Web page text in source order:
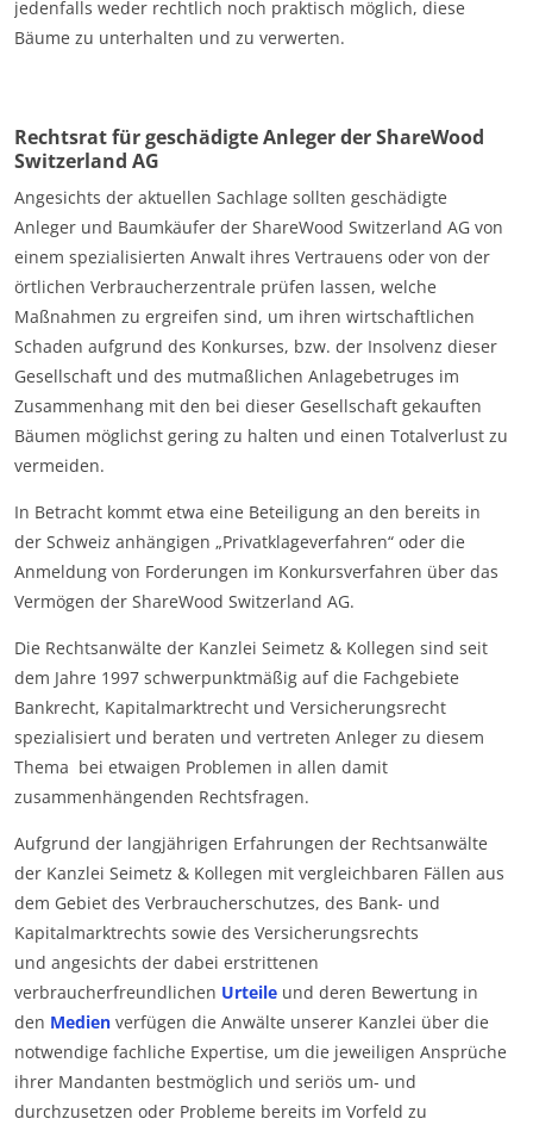
jedenfalls weder rechtlich noch praktisch möglich, diese
Bäume zu unterhalten und zu verwerten.
Rechtsrat für geschädigte Anleger der ShareWood
Switzerland AG
Angesichts der aktuellen Sachlage sollten geschädigte
Anleger und Baumkäufer der ShareWood Switzerland AG von
einem spezialisierten Anwalt ihres Vertrauens oder von der
örtlichen Verbraucherzentrale prüfen lassen, welche
Maßnahmen zu ergreifen sind, um ihren wirtschaftlichen
Schaden aufgrund des Konkurses, bzw. der Insolvenz dieser
Gesellschaft und des mutmaßlichen Anlagebetruges im
Zusammenhang mit den bei dieser Gesellschaft gekauften
Bäumen möglichst gering zu halten und einen Totalverlust zu
vermeiden.
In Betracht kommt etwa eine Beteiligung an den bereits in
der Schweiz anhängigen „Privatklageverfahren“ oder die
Anmeldung von Forderungen im Konkursverfahren über das
Vermögen der ShareWood Switzerland AG.
Die Rechtsanwälte der Kanzlei Seimetz & Kollegen sind seit
dem Jahre 1997 schwerpunktmäßig auf die Fachgebiete
Bankrecht, Kapitalmarktrecht und Versicherungsrecht
spezialisiert und beraten und vertreten Anleger zu diesem
Thema bei etwaigen Problemen in allen damit
zusammenhängenden Rechtsfragen.
Aufgrund der langjährigen Erfahrungen der Rechtsanwälte
der Kanzlei Seimetz & Kollegen mit vergleichbaren Fällen aus
dem Gebiet des Verbraucherschutzes, des Bank- und
Kapitalmarktrechts sowie des Versicherungsrechts
und angesichts der dabei erstrittenen
verbraucherfreundlichen Urteileund deren Bewertung in
den Medienverfügen die Anwälte unserer Kanzlei über die
notwendige fachliche Expertise, um die jeweiligen Ansprüche
ihrer Mandanten bestmöglich und seriös um- und
durchzusetzen oder Probleme bereits im Vorfeld zu